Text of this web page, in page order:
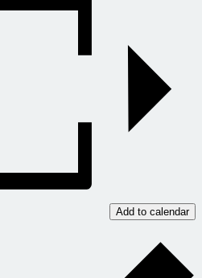
Add to calendar